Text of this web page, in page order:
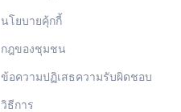
นโยบายคุ้กกี้
กฎของชุมชน
ข้อความปฏิเสธความรับผิดชอบ
วิธีการ